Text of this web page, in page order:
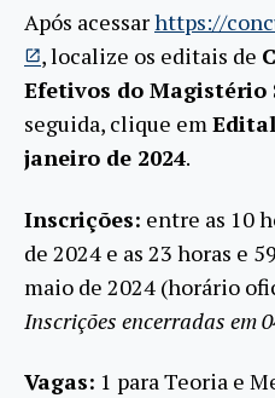
Após acessarhttps://
, localize os editais de
Efetivos do Magistério
seguida, clique em
janeiro de 2024.
Inscrições: entre as 10
de 2024 e as 23 horas e
maio de 2024 (horário
Inscrições encerradas em
Vagas: 1 para Teoria e